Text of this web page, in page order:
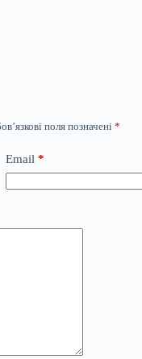
поля позначені *
Email *